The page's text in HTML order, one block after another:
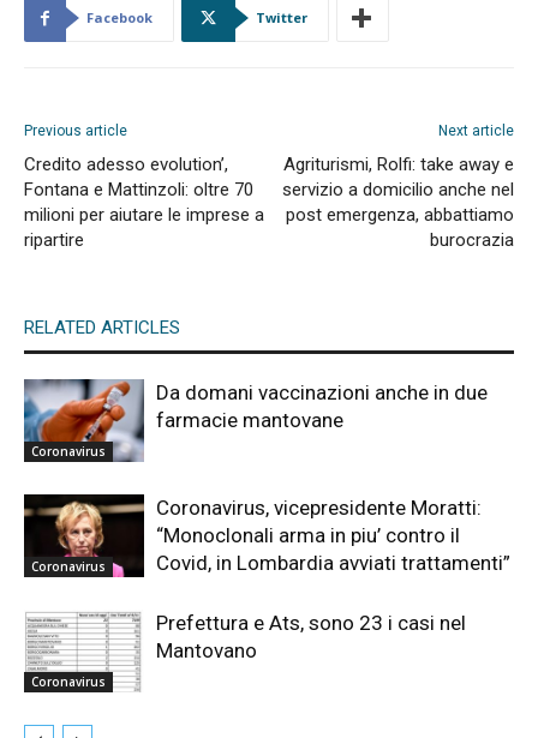
Facebook Twitter
Previous article
Credito adesso evolution’,
Fontana e Mattinzoli: oltre 70
milioni per aiutare le imprese a
ripartire
Next article
Agriturismi, Rolfi: take away e
servizio a domicilio anche nel
post emergenza, abbattiamo
burocrazia
RELATED ARTICLES
Coronavirus
Da domani vaccinazioni anche in due
farmacie mantovane
Coronavirus
Coronavirus, vicepresidente Moratti:
“Monoclonali arma in piu’ contro il
Covid, in Lombardia avviati trattamenti”
Coronavirus
Prefettura e Ats, sono 23 i casi nel
Mantovano